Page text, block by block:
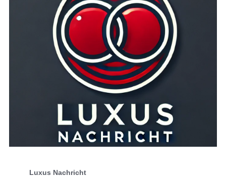
Luxus Nachricht